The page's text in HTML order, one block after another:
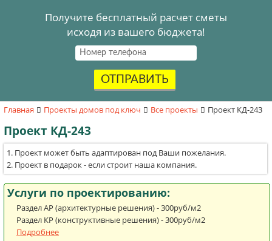
Получите бесплатный расчет сметы
исходя из вашего бюджета!
ОТПРАВИТЬ
Главная Проекты домов под ключ Все проекты Проект КД-243
Проект КД-243
Проект может быть адаптирован под Ваши пожелания.
Проект в подарок - если строит наша компания.
Услуги по проектированию:
Раздел АР (архитектурные решения) - 300руб/м2
Раздел КР (конструктивные решения) - 300руб/м2
Подробнее